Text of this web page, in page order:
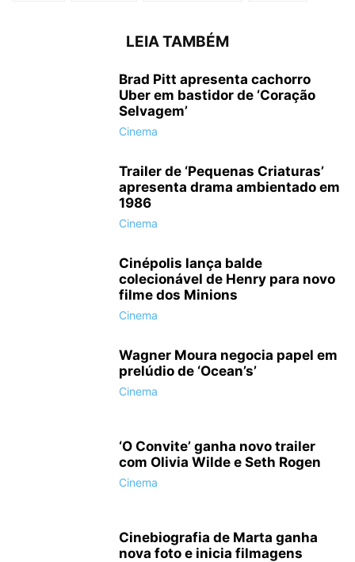
LEIA TAMBÉM
Brad Pitt apresenta cachorro
Uber em bastidor de ‘Coração
Selvagem’
Cinema
Trailer de ‘Pequenas Criaturas’
apresenta drama ambientado em
1986
Cinema
Cinépolis lança balde
colecionável de Henry para novo
filme dos Minions
Cinema
Wagner Moura negocia papel em
prelúdio de ‘Ocean’s’
Cinema
‘O Convite’ ganha novo trailer
com Olivia Wilde e Seth Rogen
Cinema
Cinebiografia de Marta ganha
nova foto e inicia filmagens